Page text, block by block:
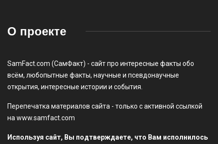
О проекте
SamFact.com (СамФакт) - сайт про интересные факты обо
всём, любопытные факты, научные и псевдонаучные
открытия, интересные истории и события.
Перепечатка материалов сайта - только с активной ссылкой
на www.samfact.com
Используя сайт, Вы подтверждаете, что Вам исполнилось